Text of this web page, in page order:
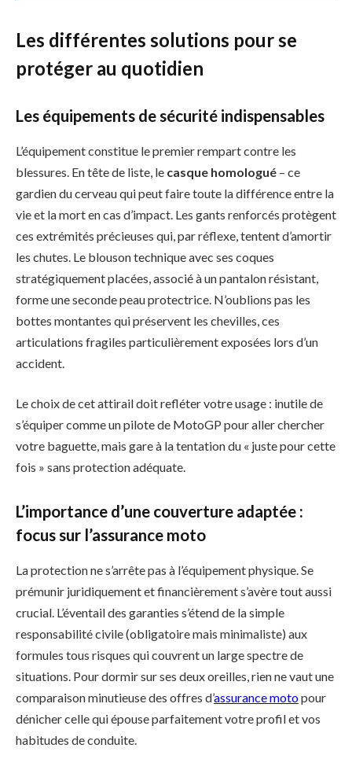
Les différentes solutions pour se
protéger au quotidien
Les équipements de sécurité indispensables
L’équipement constitue le premier rempart contre les
blessures. En tête de liste, le casque homologué – ce
gardien du cerveau qui peut faire toute la différence entre la
vie et la mort en cas d’impact. Les gants renforcés protègent
ces extrémités précieuses qui, par réflexe, tentent d’amortir
les chutes. Le blouson technique avec ses coques
stratégiquement placées, associé à un pantalon résistant,
forme une seconde peau protectrice. N’oublions pas les
bottes montantes qui préservent les chevilles, ces
articulations fragiles particulièrement exposées lors d’un
accident.
Le choix de cet attirail doit refléter votre usage : inutile de
s’équiper comme un pilote de MotoGP pour aller chercher
votre baguette, mais gare à la tentation du « juste pour cette
fois » sans protection adéquate.
L’importance d’une couverture adaptée :
focus sur l’assurance moto
La protection ne s’arrête pas à l’équipement physique. Se
prémunir juridiquement et financièrement s’avère tout aussi
crucial. L’éventail des garanties s’étend de la simple
responsabilité civile (obligatoire mais minimaliste) aux
formules tous risques qui couvrent un large spectre de
situations. Pour dormir sur ses deux oreilles, rien ne vaut une
comparaison minutieuse des offres d’assurance motopour
dénicher celle qui épouse parfaitement votre profil et vos
habitudes de conduite.